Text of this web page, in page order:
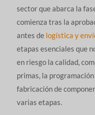
sector que abarca la
comienza tras la
antes de logística y
etapas esenciales que
en riesgo la calidad,
primas, la
fabricación de
varias etapas.